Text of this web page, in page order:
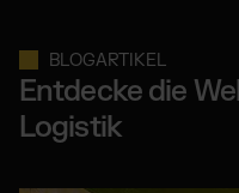
BLOGARTIKEL
Entdecke die
Logistik